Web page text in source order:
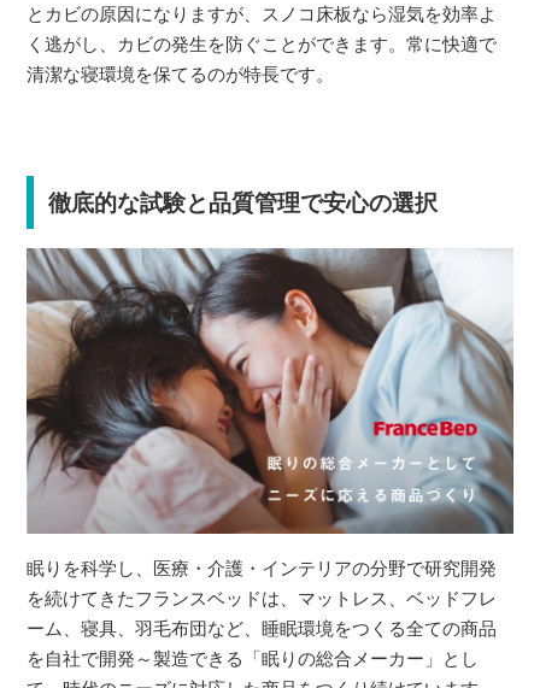
とカビの原因になりますが、スノコ床板なら湿気を効率よ
く逃がし、カビの発生を防ぐことができます。常に快適で
清潔な寝環境を保てるのが特長です。
徹底的な試験と品質管理で安心の選択
眠りを科学し、医療・介護・インテリアの分野で研究開発
を続けてきたフランスベッドは、マットレス、ベッドフレ
ーム、寝具、羽毛布団など、睡眠環境をつくる全ての商品
を自社で開発～製造できる「眠りの総合メーカー」とし